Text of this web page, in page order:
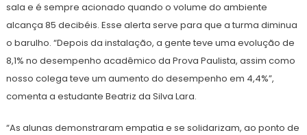
sala e é sempre acionado quando o volume do ambiente
alcança 85 decibéis. Esse alerta serve para que a turma diminua
o barulho. “Depois da instalação, a gente teve uma evolução de
8,1% no desempenho acadêmico da Prova Paulista, assim como
nosso colega teve um aumento do desempenho em 4,4%”,
comenta a estudante Beatriz da Silva Lara.
“As alunas demonstraram empatia e se solidarizam, ao ponto de